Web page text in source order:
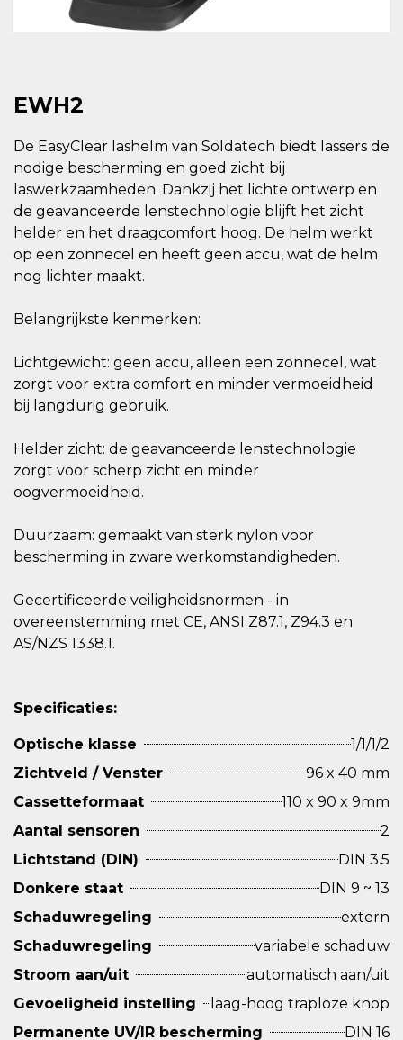
EWH2
De EasyClear lashelm van Soldatech biedt lassers de
nodige bescherming en goed zicht bij
laswerkzaamheden. Dankzij het lichte ontwerp en
de geavanceerde lenstechnologie blijft het zicht
helder en het draagcomfort hoog. De helm werkt
op een zonnecel en heeft geen accu, wat de helm
nog lichter maakt.
Belangrijkste kenmerken:
Lichtgewicht: geen accu, alleen een zonnecel, wat
zorgt voor extra comfort en minder vermoeidheid
bij langdurig gebruik.
Helder zicht: de geavanceerde lenstechnologie
zorgt voor scherp zicht en minder
oogvermoeidheid.
Duurzaam: gemaakt van sterk nylon voor
bescherming in zware werkomstandigheden.
Gecertificeerde veiligheidsnormen - in
overeenstemming met CE, ANSI Z87.1, Z94.3 en
AS/NZS 1338.1.
Specificaties:
Optische klasse
1/1/1/2
Zichtveld / Venster
96 x 40 mm
Cassetteformaat
110 x 90 x 9mm
Aantal sensoren
2
Lichtstand (DIN)
DIN 3.5
Donkere staat
DIN 9 ~ 13
Schaduwregeling
extern
Schaduwregeling
variabele schaduw
Stroom aan/uit
automatisch aan/uit
Gevoeligheid instelling
laag-hoog traploze knop
Permanente UV/IR bescherming
DIN 16